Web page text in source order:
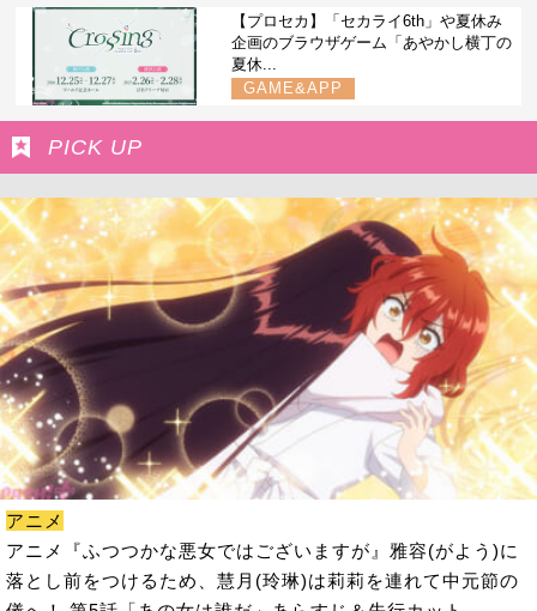
【プロセカ】「セカライ6th」や夏休み
企画のブラウザゲーム「あやかし横丁の
夏休...
GAME&APP
PICK UP
アニメ
アニメ『ふつつかな悪女ではございますが』雅容(がよう)に
落とし前をつけるため、慧月(玲琳)は莉莉を連れて中元節の